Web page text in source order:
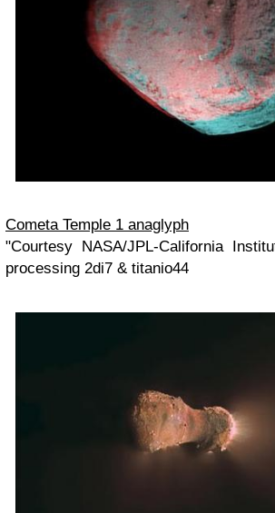
Cometa Temple 1 anaglyph
"Courtesy NASA/JPL-California
processing 2di7 & titanio44